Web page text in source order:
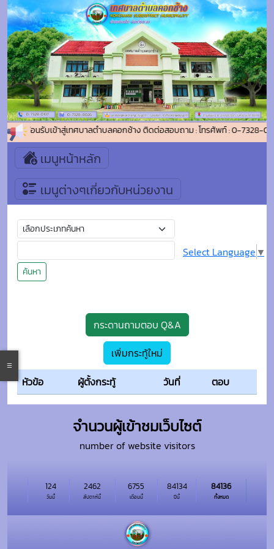
ยินดีต้อนรับเข้าสู่เทศบาลตำบลคอกช้าง ติดต่อสอบถาม : โทรศัพท์ : 0-7328-
เมนูหน้าหลัก
เมนูต่างๆเกี่ยวกับหน่วยงาน
ค้นหา
Select Language ▼
กระดานถามตอบ Q&A
เพิ่มกระทู้ใหม่
หัวข้อ
ผู้ตั้งกระทู้ วันที่ ตอบ
จำนวนผู้เข้าชมเว็บไซต์
number of website visitors
วันนี้
124
สัปดาห์นี้
2462
เดือนนี้
6755
ปีนี้
84134
ทั้งหมด
84136